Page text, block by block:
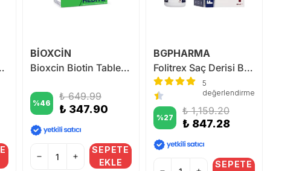
250 ml
BİOXCİN
Bioxcin Biotin Tablet ALANA Biotin Şampuan 300 ml HEDİYE
%46
₺ 649.99
₺ 347.90
SEPETE
EKLE
BGPHARMA
Folitrex Saç Derisi Bakım Spreyi 60 ml
5
değerlendirme
%27
₺ 1,159.20
₺ 847.28
SEPETE